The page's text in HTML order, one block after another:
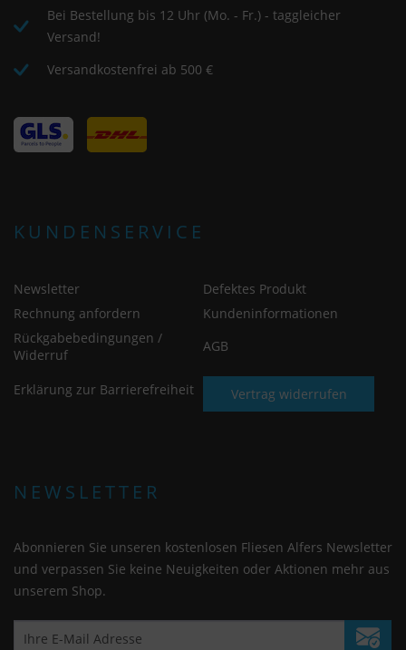
Bei Bestellung bis 12 Uhr (Mo. - Fr.) - taggleicher
Versand!
Versandkostenfrei ab 500 €
KUNDENSERVICE
Newsletter
Defektes Produkt
Rechnung anfordern
Kundeninformationen
Rückgabebedingungen /
Widerruf
AGB
Erklärung zur Barrierefreiheit Vertrag widerrufen
NEWSLETTER
Abonnieren Sie unseren kostenlosen Fliesen Alfers Newsletter
und verpassen Sie keine Neuigkeiten oder Aktionen mehr aus
unserem Shop.